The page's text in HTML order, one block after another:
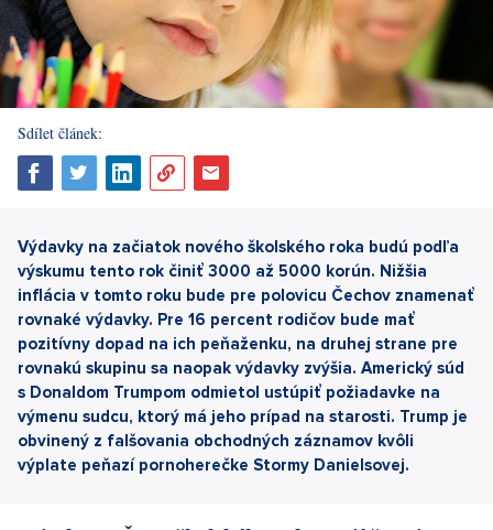
Sdílet článek:
Výdavky na začiatok nového školského roka budú podľa
výskumu tento rok činiť 3000 až 5000 korún. Nižšia
inflácia v tomto roku bude pre polovicu Čechov znamenať
rovnaké výdavky. Pre 16 percent rodičov bude mať
pozitívny dopad na ich peňaženku, na druhej strane pre
rovnakú skupinu sa naopak výdavky zvýšia. Americký súd
s Donaldom Trumpom odmietol ustúpiť požiadavke na
výmenu sudcu, ktorý má jeho prípad na starosti. Trump je
obvinený z falšovania obchodných záznamov kvôli
výplate peňazí pornoherečke Stormy Danielsovej.